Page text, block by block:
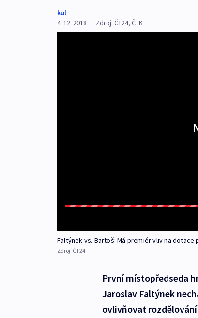
kul
4. 12. 2018 | Zdroj: ČT24, ČTK
Faltýnek vs. Bartoš: Má premiér vliv na dotace
Zdroj: ČT24
První místopředseda
Jaroslav Faltýnek
ovlivňovat